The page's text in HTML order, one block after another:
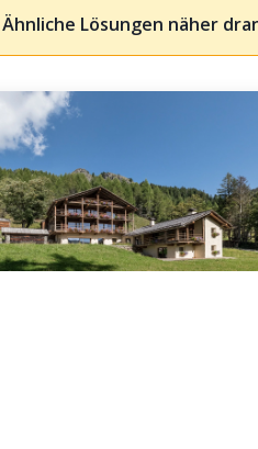
Ähnliche Lösungen näher